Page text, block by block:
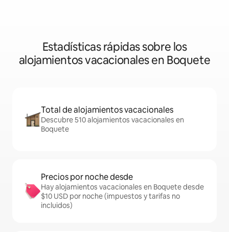
Estadísticas rápidas sobre los
alojamientos vacacionales en Boquete
Total de alojamientos vacacionales
Descubre 510 alojamientos vacacionales en
Boquete
Precios por noche desde
Hay alojamientos vacacionales en Boquete desde
$10 USD por noche (impuestos y tarifas no
incluidos)